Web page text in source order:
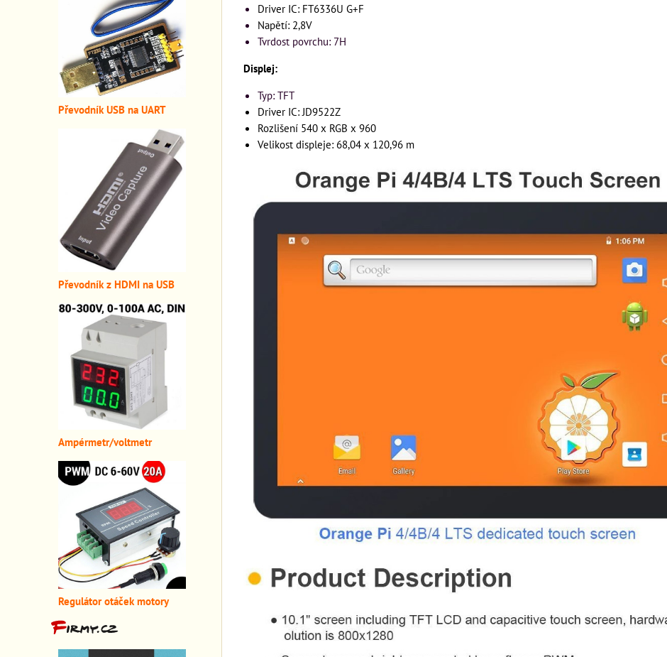
Driver IC: FT6336U G+F
Napětí: 2,8V
Tvrdost povrchu: 7H
Displej:
Typ: TFT
Driver IC: JD9522Z
Rozlišení 540 x RGB x 960
Velikost displeje: 68,04 x 120,96 m
Převodník USB na UART
Převodník z HDMI na USB
Ampérmetr/voltmetr
Regulátor otáček motory